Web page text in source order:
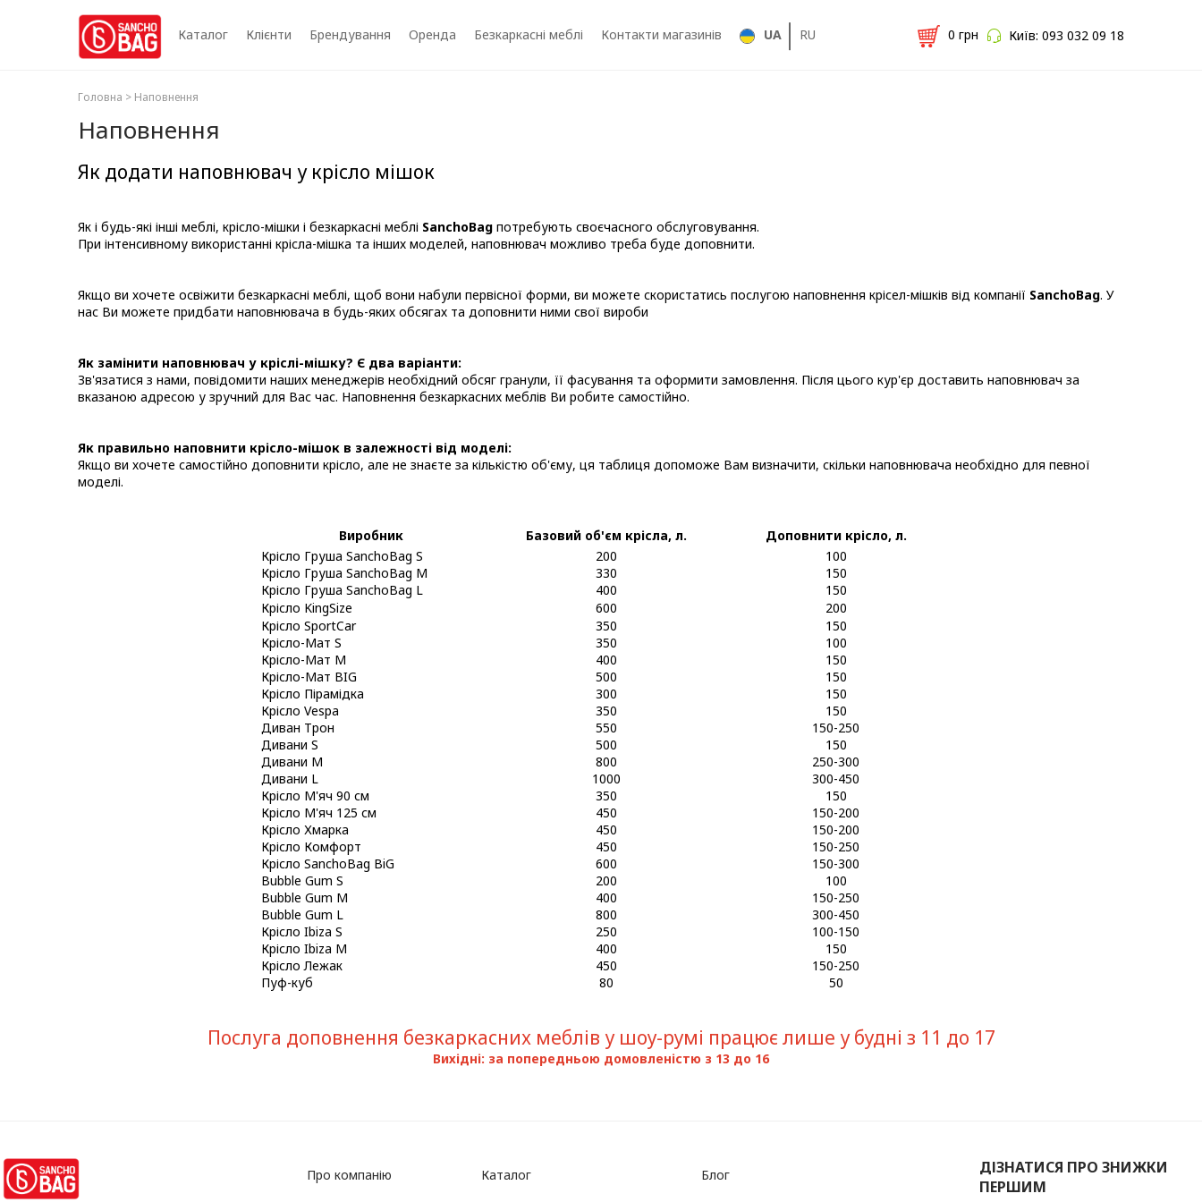
Каталог Клієнти Брендування Оренда Безкаркасні меблі Контакти магазинів Київ: 093 032 09 18
0 грн
UA RU
Головна > Наповнення
Наповнення
Як додати наповнювач у крісло мішок
Як і будь-які інші меблі, крісло-мішки і безкаркасні меблі SanchoBag потребують своєчасного обслуговування.
При інтенсивному використанні крісла-мішка та інших моделей, наповнювач можливо треба буде доповнити.
Якщо ви хочете освіжити безкаркасні меблі, щоб вони набули первісної форми, ви можете скористатись послугою наповнення крісел-мішків від компанії SanchoBag. У
нас Ви можете придбати наповнювача в будь-яких обсягах та доповнити ними свої вироби
Як замінити наповнювач у кріслі-мішку? Є два варіанти:
Зв'язатися з нами, повідомити наших менеджерів необхідний обсяг гранули, її фасування та оформити замовлення. Після цього кур'єр доставить наповнювач за
вказаною адресою у зручний для Вас час. Наповнення безкаркасних меблів Ви робите самостійно.
Як правильно наповнити крісло-мішок в залежності від моделі:
Якщо ви хочете самостійно доповнити крісло, але не знаєте за кількістю об'єму, ця таблиця допоможе Вам визначити, скільки наповнювача необхідно для певної
моделі.
Виробник Базовий об'єм крісла, л.
Доповнити крісло, л.
Крісло Груша SanchoBag S
200
100
Крісло Груша SanchoBag M
330
150
Крісло Груша SanchoBag L
400
150
Крісло KingSize
600
200
Крісло SportCar
350
150
Крісло-Мат S
350
100
Крісло-Мат M
400
150
Крісло-Мат BIG
500
150
Крісло Пірамідка
300
150
Крісло Vespa
350
150
Диван Трон
550
150-250
Дивани S
500
150
Дивани M
800
250-300
Дивани L
1000
300-450
Крісло М'яч 90 см
350
150
Крісло М'яч 125 см
450
150-200
Крісло Хмарка
450
150-200
Крісло Комфорт
450
150-250
Крісло SanchoBag BiG
600
150-300
Bubble Gum S
200
100
Bubble Gum M
400
150-250
Bubble Gum L
800
300-450
Крісло Ibiza S
250
100-150
Крісло Ibiza M
400
150
Крісло Лежак
450
150-250
Пуф-куб
80 50
Послуга доповнення безкаркасних меблів у шоу-румі працює лише у будні з 11 до 17
Вихідні: за попередньою домовленістю з 13 до 16
Про компанію Каталог Блог
ДІЗНАТИСЯ ПРО ЗНИЖКИ
ПЕРШИМ